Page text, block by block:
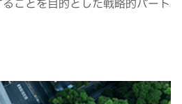
ことを目的とした戦略的パート